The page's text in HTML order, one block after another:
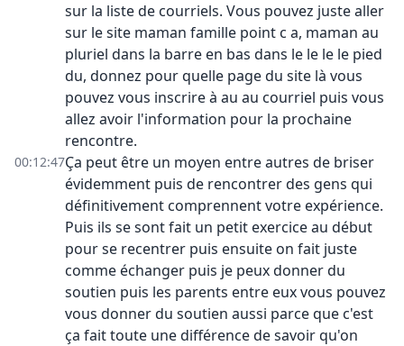
sur la liste de courriels. Vous pouvez juste aller
sur le site maman famille point c a, maman au
pluriel dans la barre en bas dans le le le le pied
du, donnez pour quelle page du site là vous
pouvez vous inscrire à au au courriel puis vous
allez avoir l'information pour la prochaine
rencontre.
00:12:47Ça peut être un moyen entre autres de briser
évidemment puis de rencontrer des gens qui
définitivement comprennent votre expérience.
Puis ils se sont fait un petit exercice au début
pour se recentrer puis ensuite on fait juste
comme échanger puis je peux donner du
soutien puis les parents entre eux vous pouvez
vous donner du soutien aussi parce que c'est
ça fait toute une différence de savoir qu'on